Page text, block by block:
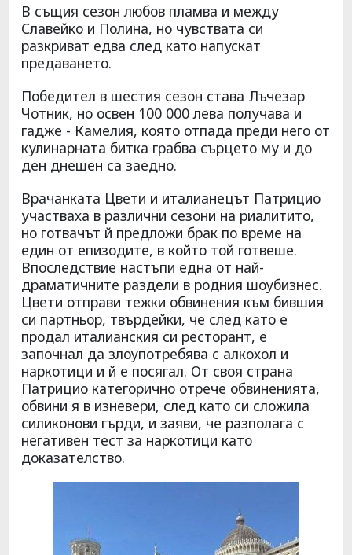
В същия сезон любов пламва и между
Славейко и Полина, но чувствата си
разкриват едва след като напускат
предаването.
Победител в шестия сезон става Лъчезар
Чотник, но освен 100 000 лева получава и
гадже - Камелия, която отпада преди него от
кулинарната битка грабва сърцето му и до
ден днешен са заедно.
Врачанката Цвети и италианецът Патрицио
участваха в различни сезони на риалитито,
но готвачът й предложи брак по време на
един от епизодите, в който той готвеше.
Впоследствие настъпи една от най-
драматичните раздели в родния шоубизнес.
Цвети отправи тежки обвинения към бившия
си партньор, твърдейки, че след като е
продал италианския си ресторант, е
започнал да злоупотребява с алкохол и
наркотици и й е посягал. От своя страна
Патрицио категорично отрече обвиненията,
обвини я в изневери, след като си сложила
силиконови гърди, и заяви, че разполага с
негативен тест за наркотици като
доказателство.